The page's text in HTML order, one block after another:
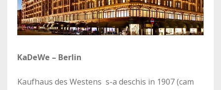
KaDeWe – Berlin
Kaufhaus des Westens s-a deschis in 1907 (cam